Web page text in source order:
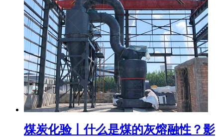
煤炭化验丨什么是煤的灰熔融性？影